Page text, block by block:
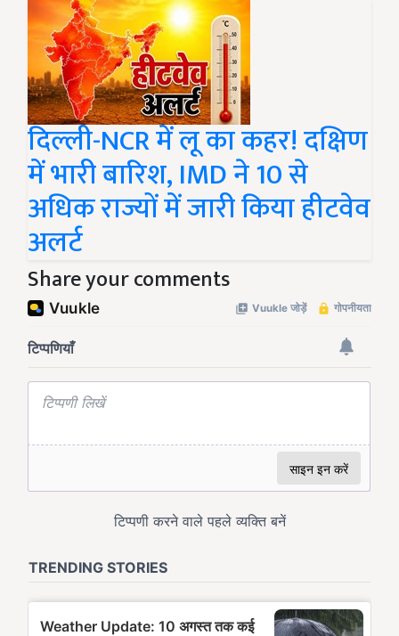
दिल्ली-NCR में लू का कहर! दक्षिण
में भारी बारिश, IMD ने 10 से
अधिक राज्यों में जारी किया हीटवेव
अलर्ट
Share your comments